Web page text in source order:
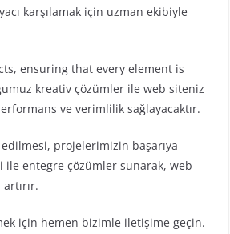
karşılamak için uzman ekibiyle
ensuring that every element is
kreativ çözümler ile web siteniz
ve verimlilik sağlayacaktır.
projelerimizin başarıya
ile entegre çözümler sunarak, web
için hemen bizimle iletişime geçin.